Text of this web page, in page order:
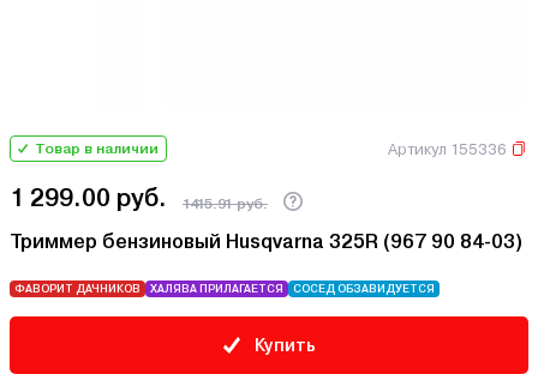
Товар в наличии Артикул 155336
1 299.00 руб. 1415.91 руб.
Триммер бензиновый Husqvarna 325R (967 90 84-03)
ФАВОРИТ ДАЧНИКОВ ХАЛЯВА ПРИЛАГАЕТСЯ СОСЕД ОБЗАВИДУЕТСЯ
Купить